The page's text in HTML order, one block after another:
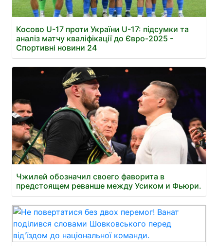
Косово U-17 проти України U-17: підсумки та
аналіз матчу кваліфікації до Євро-2025 -
Спортивні новини 24
Чжилей обозначил своего фаворита в
предстоящем реванше между Усиком и Фьюри.